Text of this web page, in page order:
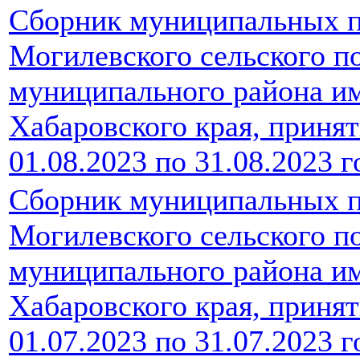
Сборник муниципальных
Могилевского сельского
муниципального района
Хабаровского края,
01.08.2023 по 31.08.2023
Сборник муниципальных
Могилевского сельского
муниципального района
Хабаровского края,
01.07.2023 по 31.07.2023